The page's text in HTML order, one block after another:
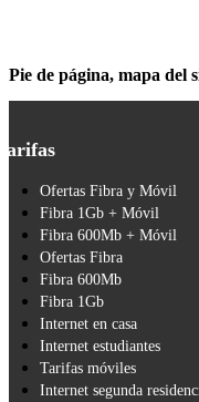
Pie de página, mapa del
Ofertas Fibra y Móvil
Fibra 1Gb + Móvil
Fibra 600Mb + Móvil
Ofertas Fibra
Fibra 600Mb
Fibra 1Gb
Internet en casa
Internet estudiantes
Tarifas móviles
Internet segunda